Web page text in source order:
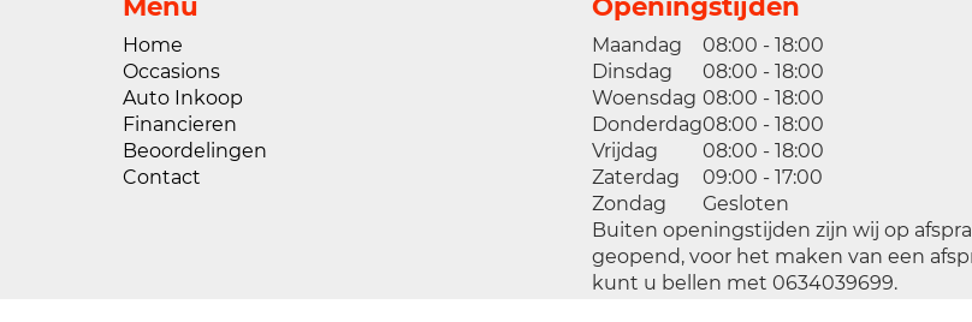
Home
Occasions
Auto Inkoop
Financieren
Beoordelingen
Contact
Maandag
08:00 - 18:00
Dinsdag
08:00 - 18:00
Woensdag 08:00 - 18:00
Donderdag08:00 - 18:00
Vrijdag
08:00 - 18:00
Zaterdag
09:00 - 17:00
Zondag
Gesloten
Buiten openingstijden zijn wij op
geopend, voor het maken van een
kunt u bellen met 0634039699.